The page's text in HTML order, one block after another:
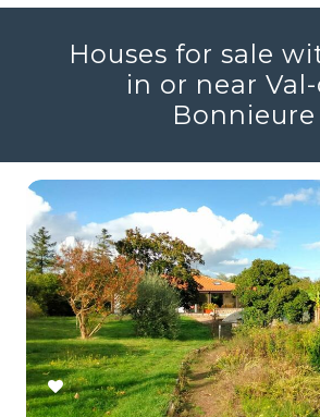
Houses for sale
in or near
Bonnieure